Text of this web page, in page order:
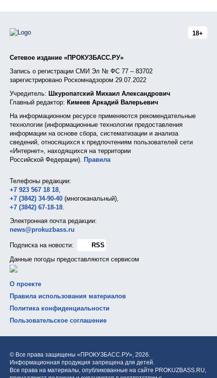
18+
Сетевое издание «ПРОКУЗБАСС.РУ»
Запись о регистрации СМИ Эл № ФС 77 – 83702
зарегистрировано Роскомнадзором 29.07.2022
Учредитель: Шкуропатский Михаил Александрович
Главный редактор: Кимеев Аркадий Валерьевич
На информационном ресурсе применяются рекомендательные
технологии (информационные технологии предоставления
информации на основе сбора, систематизации и анализа
сведений, относящихся к предпочтениям пользователей сети
«Интернет», находящихся на территории
Российской Федерации). Правила
Телефоны редакции:
+7 923 567 18 18,
+7 (3842) 34-90-40 (многоканальный),
+7 (3842) 67-18-18.
Электронная почта редакции:
news@prokuzbass.ru
Подписка на новости:
RSS
Данные погоды предоставляются сервисом
О проекте
Правила использования материалов
Политика конфиденциальности
Пользовательское соглашение
© Все права защищены «ПРОКУЗБАСС.РУ», 2026.
Информационная продукция запрещена для детей.
Все права на материалы, опубликованные на сайте PROKUZBASS.RU,